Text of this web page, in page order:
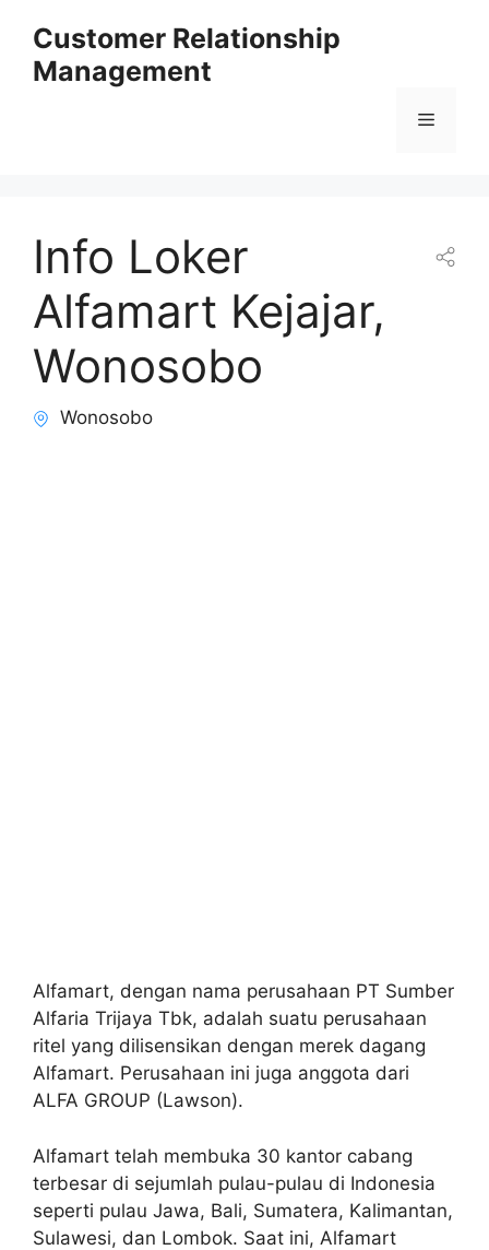
content
Customer Relationship
Management
Menu
Info Loker
Alfamart Kejajar,
Wonosobo
Wonosobo
Alfamart, dengan nama perusahaan PT Sumber
Alfaria Trijaya Tbk, adalah suatu perusahaan
ritel yang dilisensikan dengan merek dagang
Alfamart. Perusahaan ini juga anggota dari
ALFA GROUP (Lawson).
Alfamart telah membuka 30 kantor cabang
terbesar di sejumlah pulau-pulau di Indonesia
seperti pulau Jawa, Bali, Sumatera, Kalimantan,
Sulawesi, dan Lombok. Saat ini, Alfamart